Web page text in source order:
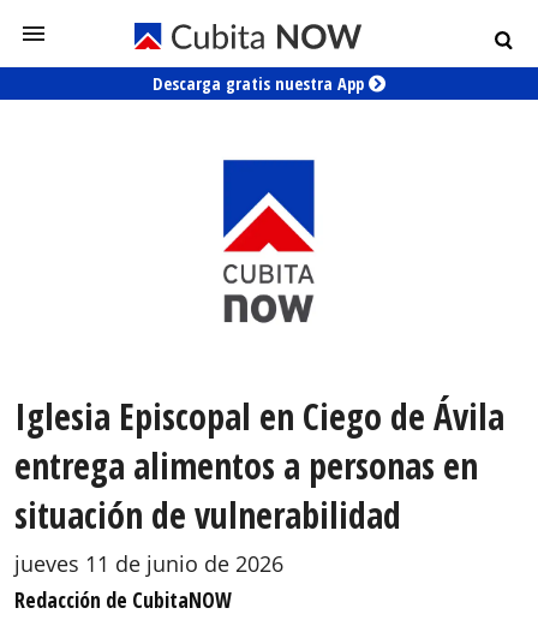
Descarga gratis nuestra App
Iglesia Episcopal en Ciego de Ávila
entrega alimentos a personas en
situación de vulnerabilidad
jueves 11 de junio de 2026
Redacción de CubitaNOW